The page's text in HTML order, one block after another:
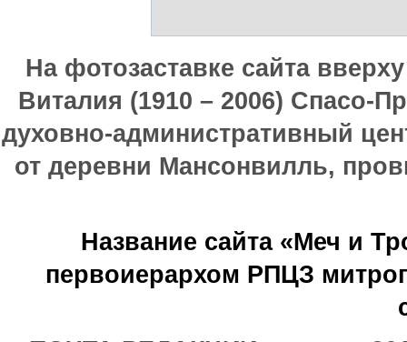
На фотозаставке сайта
Виталия (1910 – 2006) Спасо-
духовно-административный
от деревни Мансонвилль,
Название сайта «Меч и
первоиерархом РПЦЗ